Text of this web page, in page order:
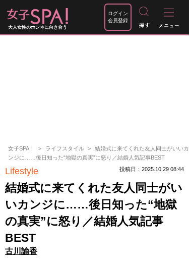
大人女性のホンネに向き合う
ログイン
会員登録
女子SPA！ ライフスタイル
結婚式に来てくれた友人同士がいいカ
ンジに……後日知った“地獄の真実”に怒り／結婚人気記事BEST
Lifestyle 投稿日：2025.10.29 08:44
結婚式に来てくれた友人同士がい
いカンジに……後日知った“地獄
の真実”に怒り／結婚人気記事
BEST
古川諭香